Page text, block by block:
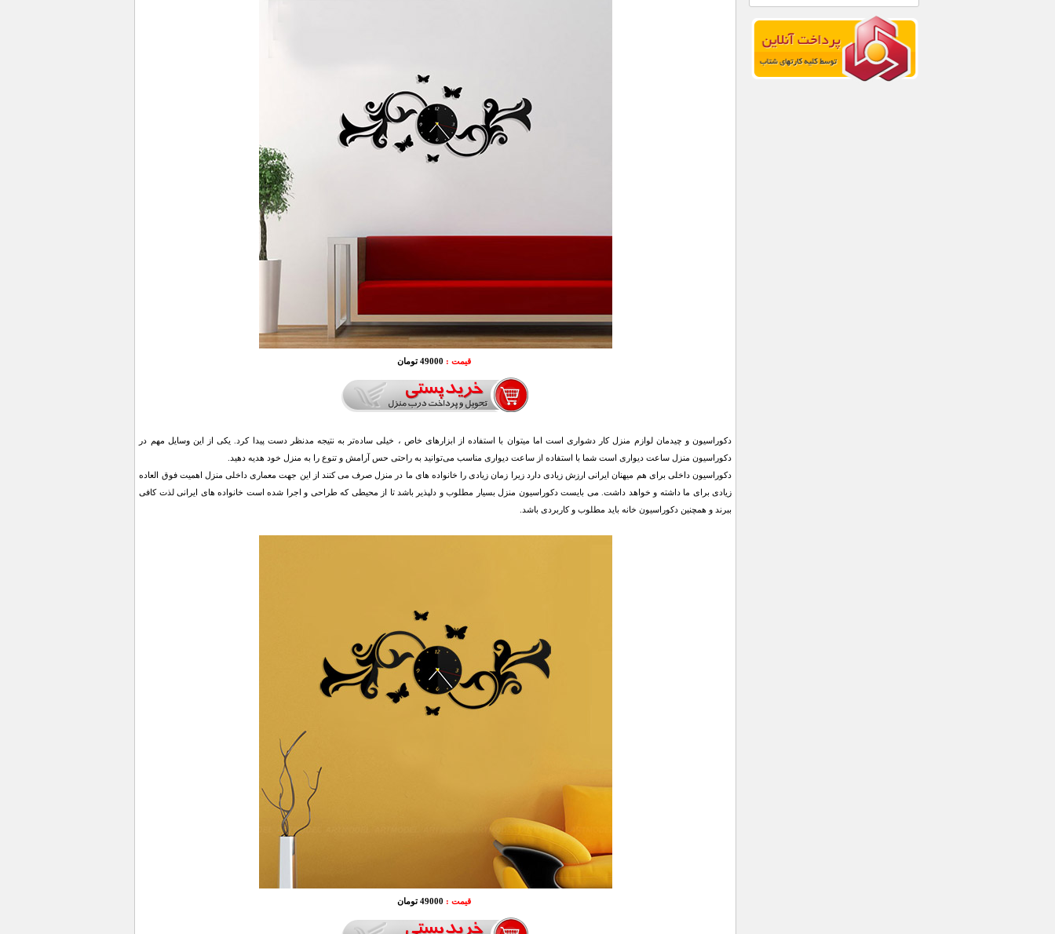
قیمت : 49000 تومان
دکوراسیون و چیدمان لوازم منزل کار دشواری است اما میتوان با استفاده از ابزارهای خاص ، خیلی ساده‌تر به نتیجه مدنظر دست پیدا کرد. یکی از این وسایل مهم در
دکوراسیون منزل ساعت دیواری است شما با استفاده از ساعت دیواری مناسب می‌توانید به راحتی حس آرامش و تنوع را به منزل خود هدیه دهید.
دکوراسیون داخلی برای هم میهنان ایرانی ارزش زیادی دارد زیرا زمان زیادی را خانواده های ما در منزل صرف می کنند از این جهت معماری داخلی منزل اهمیت فوق العاده
زیادی برای ما داشته و خواهد داشت. می بایست دکوراسیون منزل بسیار مطلوب و دلپذیر باشد تا از محیطی که طراحی و اجرا شده است خانواده های ایرانی لذت کافی
ببرند و همچنین دکوراسیون خانه باید مطلوب و کاربردی باشد.
قیمت : 49000 تومان